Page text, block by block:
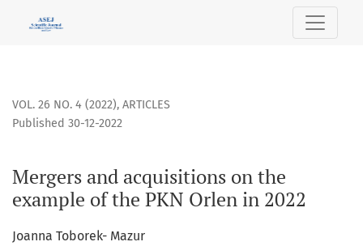
Mergers and acquisitions on the example of the PKN Orlen
VOL. 26 NO. 4 (2022), ARTICLES
Mergers and acquisitions on the
example of the PKN Orlen in 2022
Published 30-12-2022
Joanna Toborek- Mazur